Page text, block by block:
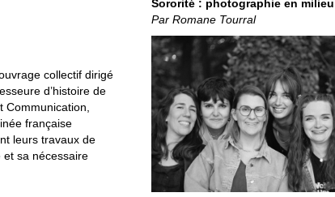
collectif dirigé
d’histoire de
française
leurs travaux de
et sa nécessaire
Sororité : photographie en
Par Romane Tourral